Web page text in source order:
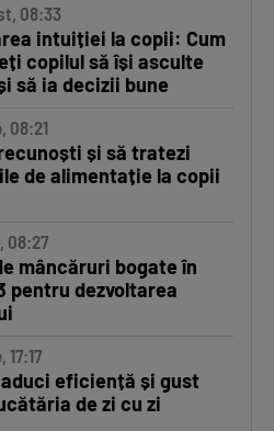
08:33
intuiției la copii: Cum
copilul să își asculte
să ia decizii bune
08:21
și să tratezi
de alimentație la copii
08:27
mâncăruri bogate în
pentru dezvoltarea
17:17
aduci eficiență și gust
de zi cu zi